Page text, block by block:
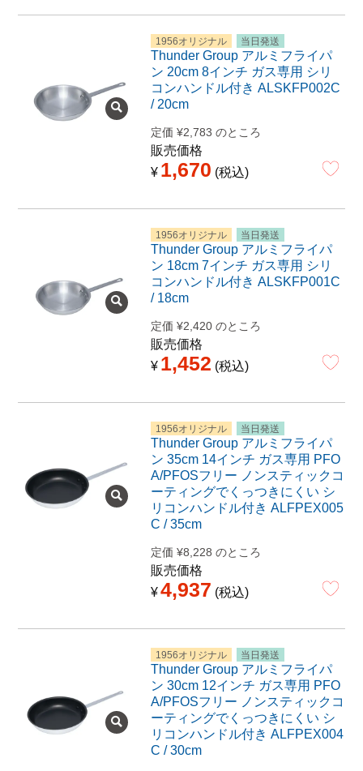
1956オリジナル 当日発送
Thunder Group アルミフライパ
ン 20cm 8インチ ガス専用 シリ
コンハンドル付き ALSKFP002C
/ 20cm
定価 ¥2,783 のところ
販売価格
¥ 1,670 税込
1956オリジナル 当日発送
Thunder Group アルミフライパ
ン 18cm 7インチ ガス専用 シリ
コンハンドル付き ALSKFP001C
/ 18cm
定価 ¥2,420 のところ
販売価格
¥ 1,452 税込
1956オリジナル 当日発送
Thunder Group アルミフライパ
ン 35cm 14インチ ガス専用 PFO
A/PFOSフリー ノンスティックコ
ーティングでくっつきにくい シ
リコンハンドル付き ALFPEX005
C / 35cm
定価 ¥8,228 のところ
販売価格
¥4,937 税込
1956オリジナル 当日発送
Thunder Group アルミフライパ
ン 30cm 12インチ ガス専用 PFO
A/PFOSフリー ノンスティックコ
ーティングでくっつきにくい シ
リコンハンドル付き ALFPEX004
C / 30cm